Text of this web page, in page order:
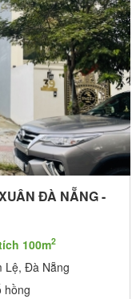
ĐÀ NẴNG -
100m2
Lệ, Đà Nẵng
hồng